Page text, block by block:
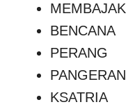
MEMBAJAK
BENCANA
PERANG
PANGERAN
KSATRIA